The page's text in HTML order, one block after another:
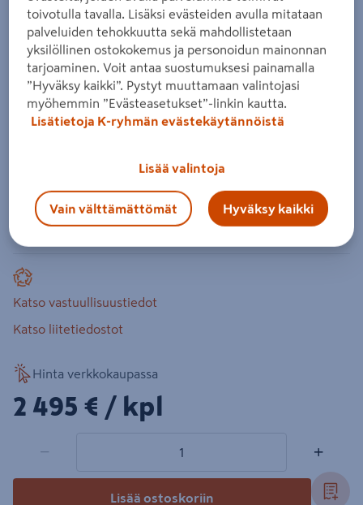
Tuotenumero: 502642312 EAN-koodi: 6438061170853
Muuli 1400XL -peräkärry 120 cm kuomulla, 540 + 75 kg
kantavuudella ja 140 x 324 x 34 cm lavakoolla. Lehtijouset
ja iskunvaimentajat takaavat tasaisen ja kevyen
kuljetuksen. Kokonaismitat: 454 x 181 cm.
lavakoko 140 x 324 x 34 cm
kantavuus 540 + 75 kg
Katso vastuullisuustiedot
Katso liitetiedostot
Hinta verkkokaupassa
2495€/kpl
2 495 € / kpl
− +
Lisää ostoskoriin
toivotulla tavalla. Lisäksi evästeiden avulla mitataan
palveluiden tehokkuutta sekä mahdollistetaan
yksilöllinen ostokokemus ja personoidun mainonnan
tarjoaminen. Voit antaa suostumuksesi painamalla
”Hyväksy kaikki”. Pystyt muuttamaan valintojasi
myöhemmin ”Evästeasetukset”-linkin kautta.
Lisätietoja K-ryhmän evästekäytännöistä
Lisää valintoja
Vain välttämättömät Hyväksy kaikki